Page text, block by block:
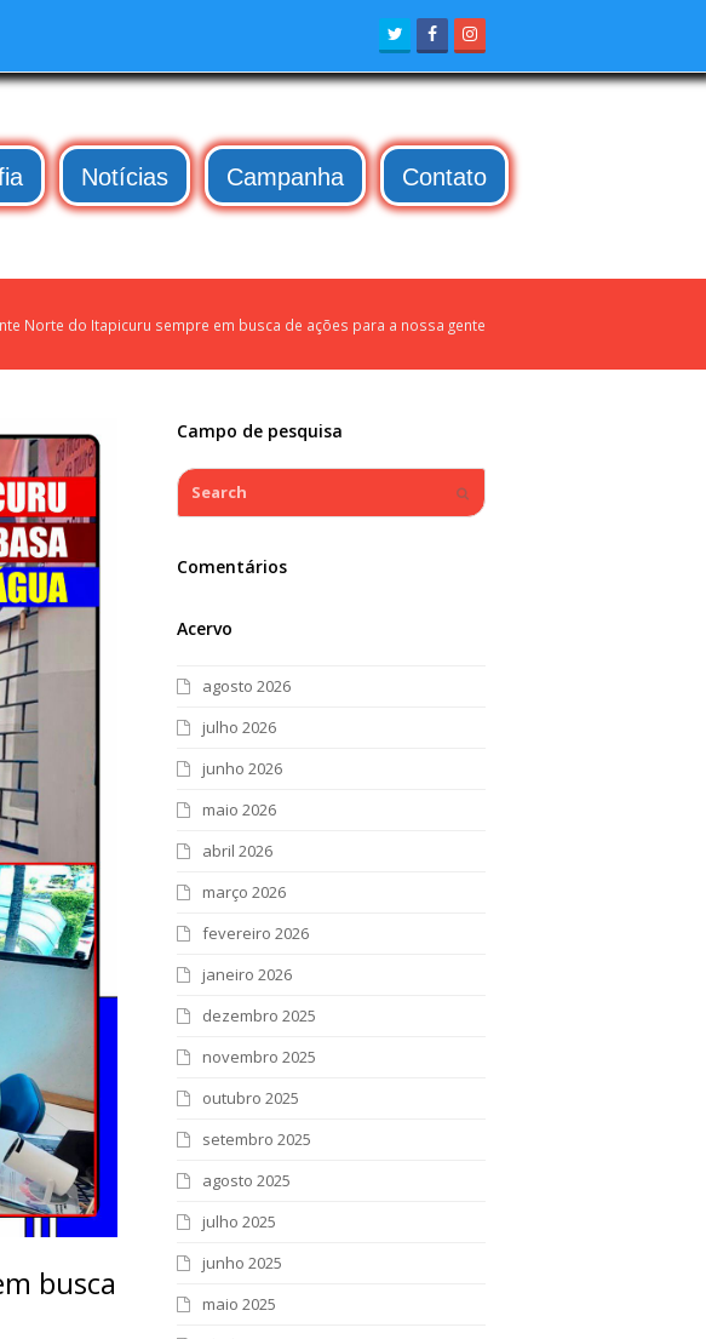
TwitterFacebook
Notícias Campanha Contato
Norte do Itapicuru sempre em busca de ações para a nossa gente
busca
Campo de pesquisa
Search
Comentários
Acervo
agosto 2026
julho 2026
junho 2026
maio 2026
abril 2026
março 2026
fevereiro 2026
janeiro 2026
dezembro 2025
novembro 2025
outubro 2025
setembro 2025
agosto 2025
julho 2025
junho 2025
maio 2025